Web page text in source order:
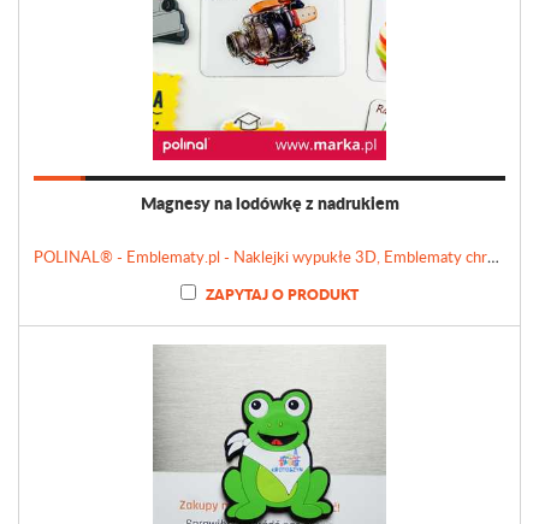
Magnesy na lodówkę z nadrukiem
POLINAL® - Emblematy.pl - Naklejki wypukłe 3D, Emblematy chromowane, Tabliczki, Etykiety
ZAPYTAJ O PRODUKT